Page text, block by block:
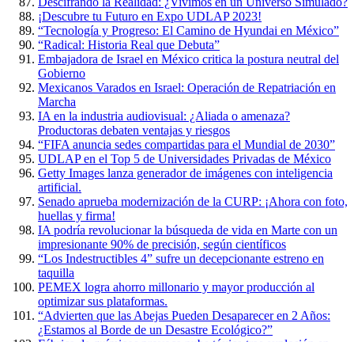
¡Descubre tu Futuro en Expo UDLAP 2023!
“Tecnología y Progreso: El Camino de Hyundai en México”
“Radical: Historia Real que Debuta”
Embajadora de Israel en México critica la postura neutral del
Gobierno
Mexicanos Varados en Israel: Operación de Repatriación en
Marcha
IA en la industria audiovisual: ¿Aliada o amenaza?
Productoras debaten ventajas y riesgos
“FIFA anuncia sedes compartidas para el Mundial de 2030”
UDLAP en el Top 5 de Universidades Privadas de México
Getty Images lanza generador de imágenes con inteligencia
artificial.
Senado aprueba modernización de la CURP: ¡Ahora con foto,
huellas y firma!
IA podría revolucionar la búsqueda de vida en Marte con un
impresionante 90% de precisión, según científicos
“Los Indestructibles 4” sufre un decepcionante estreno en
taquilla
PEMEX logra ahorro millonario y mayor producción al
optimizar sus plataformas.
“Advierten que las Abejas Pueden Desaparecer en 2 Años:
¿Estamos al Borde de un Desastre Ecológico?”